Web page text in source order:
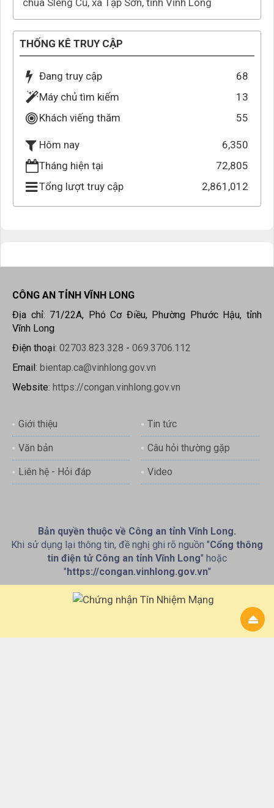
chùa Sleng Cũ, xã Tập Sơn, tỉnh Vĩnh Long
THỐNG KÊ TRUY CẬP
Đang truy cập
68
Máy chủ tìm kiếm
13
Khách viếng thăm
55
Hôm nay
6,350
Tháng hiện tại
72,805
Tổng lượt truy cập
2,861,012
CÔNG AN TỈNH VĨNH LONG
Địa chỉ: 71/22A, Phó Cơ Điều, Phường Phước Hậu, tỉnh
Vĩnh Long
Điện thoại: 02703.823.328 - 069.3706.112
Email: bientap.ca@vinhlong.gov.vn
Website: https://congan.vinhlong.gov.vn
Giới thiệu Tin tức
Văn bản Câu hỏi thường gặp
Liên hệ - Hỏi đáp Video
Bản quyền thuộc về Công an tỉnh Vĩnh Long.
Khi sử dụng lại thông tin, đề nghị ghi rõ nguồn "Cổng thông
tin điện tử Công an tỉnh Vĩnh Long" hoặc
"https://congan.vinhlong.gov.vn"